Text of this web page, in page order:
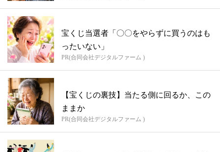
宝くじ当選者「〇〇をやらずに買うのはも
ったいない」
PR(合同会社デジタルファーム )
【宝くじの裏技】当たる側に回るか、この
ままか
PR(合同会社デジタルファーム )